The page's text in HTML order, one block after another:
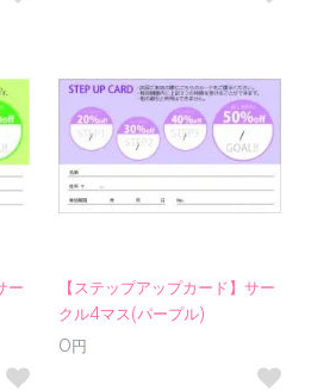
ー
【ステップアップカード】サー
クル4マス(パープル)
0円